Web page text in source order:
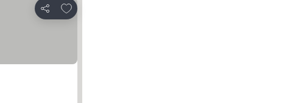
Partilhar
Adicionar aos favoritos